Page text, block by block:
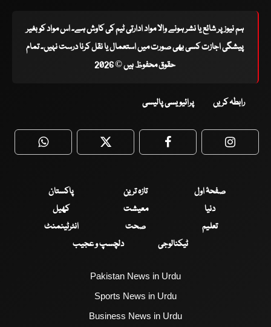
ہم نیوز پر شائع یا نشر ہونے والا مواد ادارتی ٹیم کی کاوش ہے۔ اس مواد کو بغیر
پیشگی اجازت کسی بھی صورت میں استعمال یا نقل کرنا درست نہیں۔ تمام
حقوق محفوظ ہیں © 2026
رابطہ کریں پرائیویسی پالیسی
WhatsApp Twitter Facebook
صفحۂ اول تازہ ترین
پاکستان
دنیا
معیشت
کھیل
تعلیم
صحت
انٹرٹینمنٹ
ٹیکنالوجی
دلچسپ و عجیب
Pakistan News in Urdu
Sports News in Urdu
Business News in Urdu